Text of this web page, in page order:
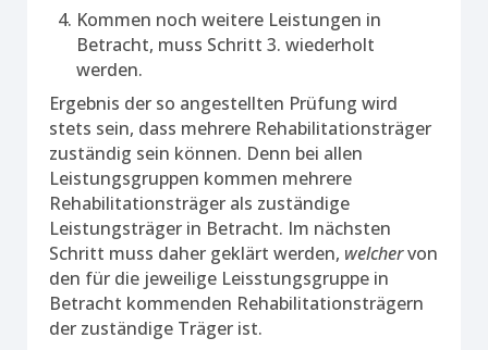
Kommen noch weitere Leistungen in
Betracht, muss Schritt 3. wiederholt
werden.
Ergebnis der so angestellten Prüfung wird
stets sein, dass mehrere Rehabilitationsträger
zuständig sein können. Denn bei allen
Leistungsgruppen kommen mehrere
Rehabilitationsträger als zuständige
Leistungsträger in Betracht. Im nächsten
Schritt muss daher geklärt werden, welchervon
den für die jeweilige Leisstungsgruppe in
Betracht kommenden Rehabilitationsträgern
der zuständige Träger ist.